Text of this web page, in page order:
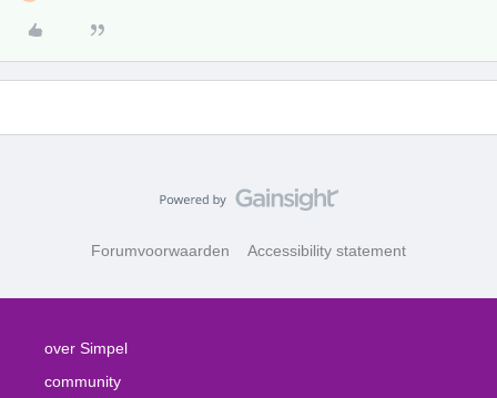
Forumvoorwaarden Accessibility statement
over Simpel
community